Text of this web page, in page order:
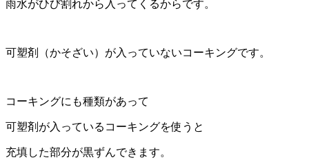
雨水がひび割れから入ってくるからです。
可塑剤（かそざい）が入っていないコーキングです。
コーキングにも種類があって
可塑剤が入っているコーキングを使うと
充填した部分が黒ずんできます。